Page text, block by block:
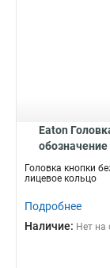
Eaton
обозначение
Головка кнопки
лицевое кольцо
Подробнее
Наличие: Нет на